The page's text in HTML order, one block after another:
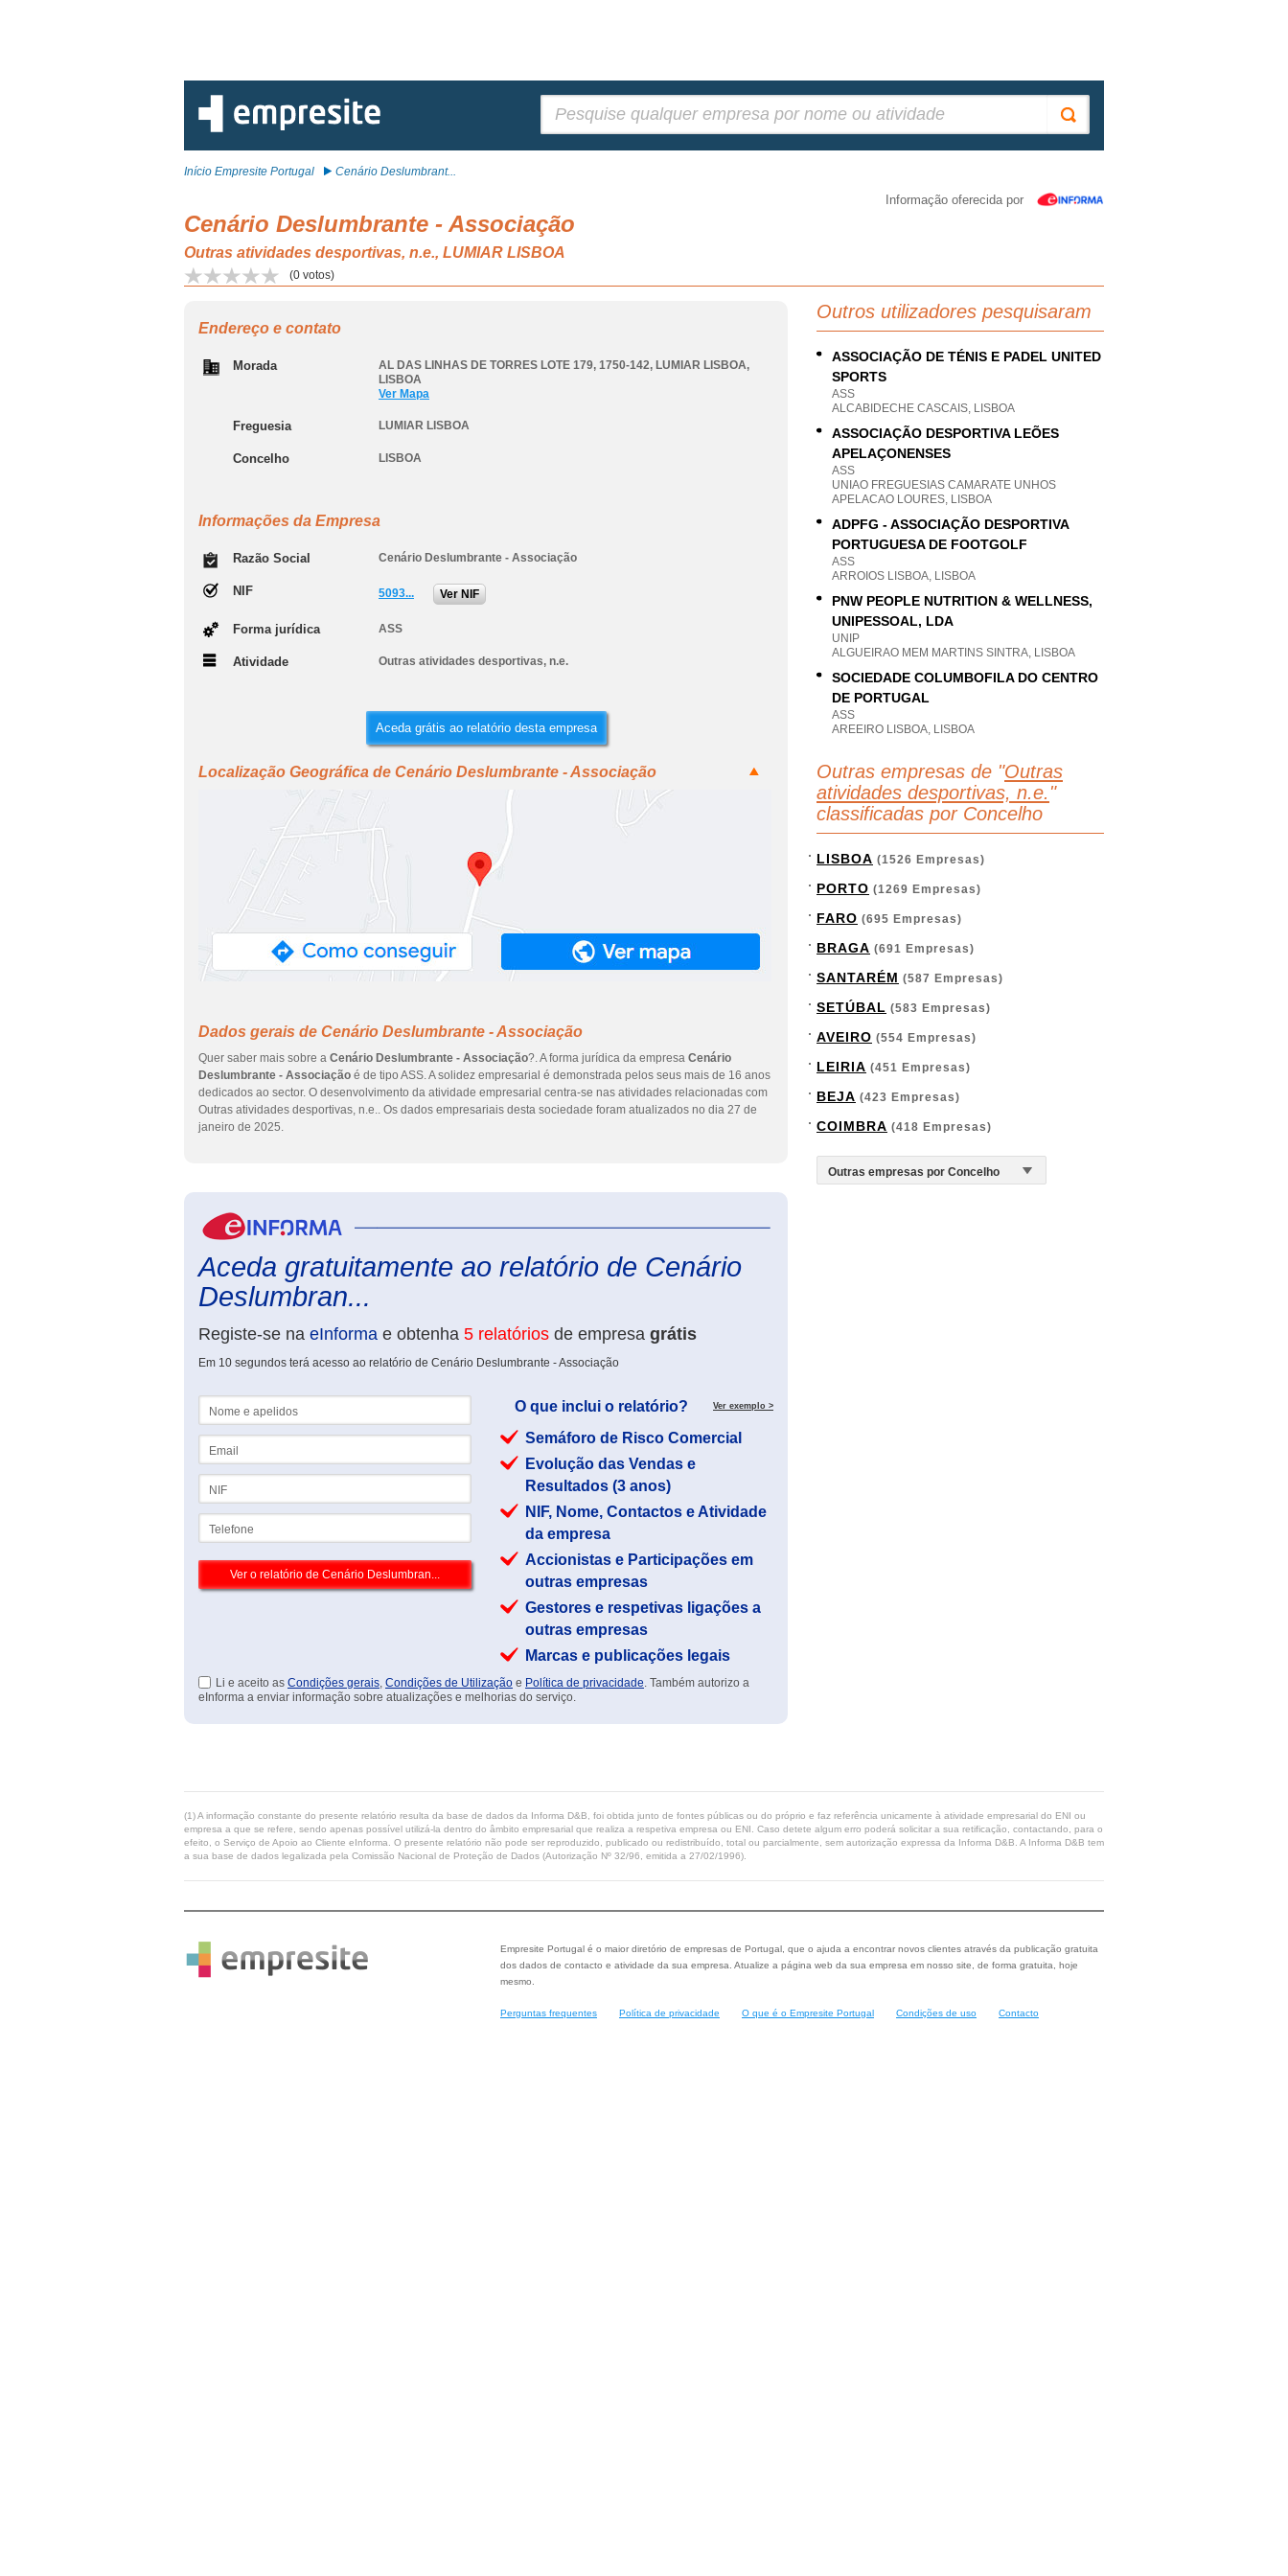
Início Empresite Portugal Cenário Deslumbrant...
Informação oferecida por
Cenário Deslumbrante - Associação
Outras atividades desportivas, n.e., LUMIAR LISBOA
(0 votos)
Endereço e contato
Morada AL DAS LINHAS DE TORRES LOTE 179, 1750-142, LUMIAR LISBOA,
LISBOA
Ver Mapa
Freguesia LUMIAR LISBOA
Concelho LISBOA
Informações da Empresa
Razão Social Cenário Deslumbrante - Associação
NIF 5093... Ver NIF
Forma jurídica ASS
Atividade Outras atividades desportivas, n.e.
Aceda grátis ao relatório desta empresa
Localização Geográfica de Cenário Deslumbrante - Associação
Dados gerais de Cenário Deslumbrante - Associação
Quer saber mais sobre a Cenário Deslumbrante - Associação?. A forma jurídica da empresa Cenário
Deslumbrante - Associação é de tipo ASS. A solidez empresarial é demonstrada pelos seus mais de 16 anos
dedicados ao sector. O desenvolvimento da atividade empresarial centra-se nas atividades relacionadas com
Outras atividades desportivas, n.e.. Os dados empresariais desta sociedade foram atualizados no dia 27 de
janeiro de 2025.
Aceda gratuitamente ao relatório de Cenário
Deslumbran...
Registe-se na eInforma e obtenha 5 relatórios de empresa grátis
Em 10 segundos terá acesso ao relatório de Cenário Deslumbrante - Associação
O que inclui o relatório? Ver exemplo >
Semáforo de Risco Comercial
Evolução das Vendas e
Resultados (3 anos)
NIF, Nome, Contactos e Atividade
da empresa
Accionistas e Participações em
outras empresas
Gestores e respetivas ligações a
outras empresas
Marcas e publicações legais
Li e aceito as Condições gerais, Condições de Utilização e Política de privacidade. Também autorizo a
eInforma a enviar informação sobre atualizações e melhorias do serviço.
Outros utilizadores pesquisaram
ASSOCIAÇÃO DE TÉNIS E PADEL UNITED
SPORTS
ASS
ALCABIDECHE CASCAIS, LISBOA
ASSOCIAÇÃO DESPORTIVA LEÕES
APELAÇONENSES
ASS
UNIAO FREGUESIAS CAMARATE UNHOS
APELACAO LOURES, LISBOA
ADPFG - ASSOCIAÇÃO DESPORTIVA
PORTUGUESA DE FOOTGOLF
ASS
ARROIOS LISBOA, LISBOA
PNW PEOPLE NUTRITION & WELLNESS,
UNIPESSOAL, LDA
UNIP
ALGUEIRAO MEM MARTINS SINTRA, LISBOA
SOCIEDADE COLUMBOFILA DO CENTRO
DE PORTUGAL
ASS
AREEIRO LISBOA, LISBOA
Outras empresas de "Outras
atividades desportivas, n.e. "
classificadas por Concelho
LISBOA (1526 Empresas)
PORTO (1269 Empresas)
FARO (695 Empresas)
BRAGA (691 Empresas)
SANTARÉM (587 Empresas)
SETÚBAL (583 Empresas)
AVEIRO (554 Empresas)
LEIRIA (451 Empresas)
BEJA (423 Empresas)
COIMBRA (418 Empresas)
(1) A informação constante do presente relatório resulta da base de dados da Informa D&B, foi obtida junto de fontes públicas ou do próprio e faz referência unicamente à atividade empresarial do ENI ou
empresa a que se refere, sendo apenas possível utilizá-la dentro do âmbito empresarial que realiza a respetiva empresa ou ENI. Caso detete algum erro poderá solicitar a sua retificação, contactando, para o
efeito, o Serviço de Apoio ao Cliente eInforma. O presente relatório não pode ser reproduzido, publicado ou redistribuído, total ou parcialmente, sem autorização expressa da Informa D&B. A Informa D&B tem
a sua base de dados legalizada pela Comissão Nacional de Proteção de Dados (Autorização Nº 32/96, emitida a 27/02/1996).
Empresite Portugal é o maior diretório de empresas de Portugal, que o ajuda a encontrar novos clientes através da publicação gratuita
dos dados de contacto e atividade da sua empresa. Atualize a página web da sua empresa em nosso site, de forma gratuita, hoje
mesmo.
Perguntas frequentes Política de privacidade O que é o Empresite Portugal Condições de uso Contacto